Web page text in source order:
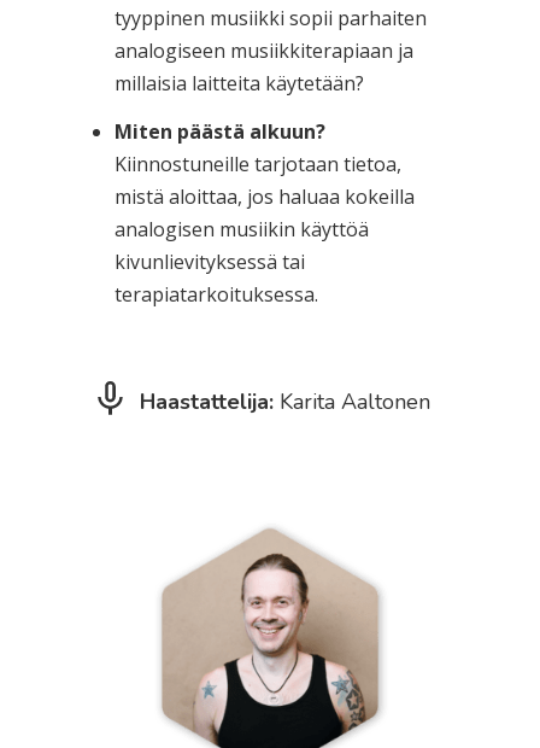
tyyppinen musiikki sopii parhaiten
analogiseen musiikkiterapiaan ja
millaisia laitteita käytetään?
Miten päästä alkuun?
Kiinnostuneille tarjotaan tietoa,
mistä aloittaa, jos haluaa kokeilla
analogisen musiikin käyttöä
kivunlievityksessä tai
terapiatarkoituksessa.
Haastattelija: Karita Aaltonen